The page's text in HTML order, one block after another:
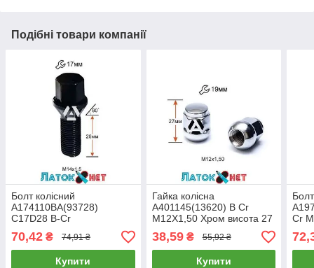
Подібні товари компанії
Болт колісний
A174110BA(93728)
C17D28 B-Cr
M14X1,50X28 Чорний
Хром Конус з виступом
ключ 17 мм
70,42 ₴ 74,91 ₴
Купити
Гайка колісна
A401145(13620) B Cr
M12X1,50 Хром висота 27
мм Сфера з виступом
закритий ключ 19 мм
38,59₴ 55,92 ₴
Купити
Cr
мм